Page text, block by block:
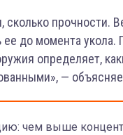
прочности.
до момента укола.
определяет,
—
чем выше